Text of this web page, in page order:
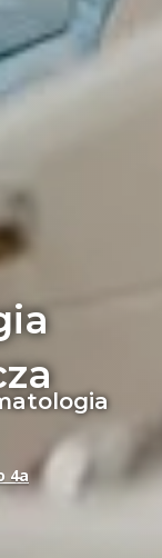
4a